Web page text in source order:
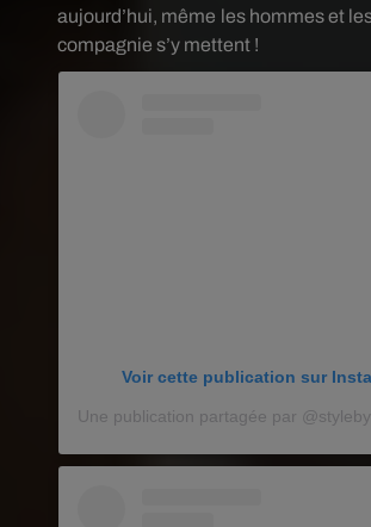
aujourd’hui, même les hommes et
compagnie s’y mettent !
Voir cette publication sur
Une publication partagée par